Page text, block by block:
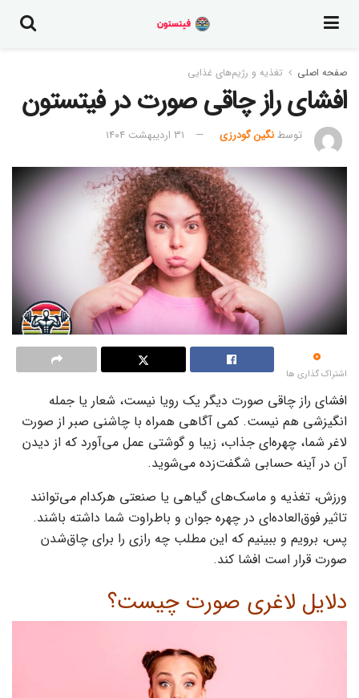
صفحه اصلی تغذیه و رژیم‌های غذایی
افشای راز چاقی صورت در فیتستون
توسطنگین گودرزی ۳۱ اردیبهشت ۱۴۰۴
0
اشتراک گذاری ها
افشای راز چاقی صورت دیگر یک رویا نیست، شعار یا جمله
انگیزشی هم نیست. کمی آگاهی همراه با چاشنی صبر از صورت
لاغر شما، چهره‌ای جذاب، زیبا و گوشتی عمل می‌آورد که از دیدن
آن در آینه حسابی شگفت‌زده می‌شوید.
ورزش، تغذیه و ماسک‌های گیاهی یا صنعتی هرکدام می‌توانند
تاثیر فوق‌العاده‌ای در چهره جوان و باطراوت شما داشته باشند‌.
پس، برویم و ببینیم که این مطلب چه رازی را برای چاق‌شدن
صورت قرار است افشا کند.
دلایل لاغری صورت چیست؟